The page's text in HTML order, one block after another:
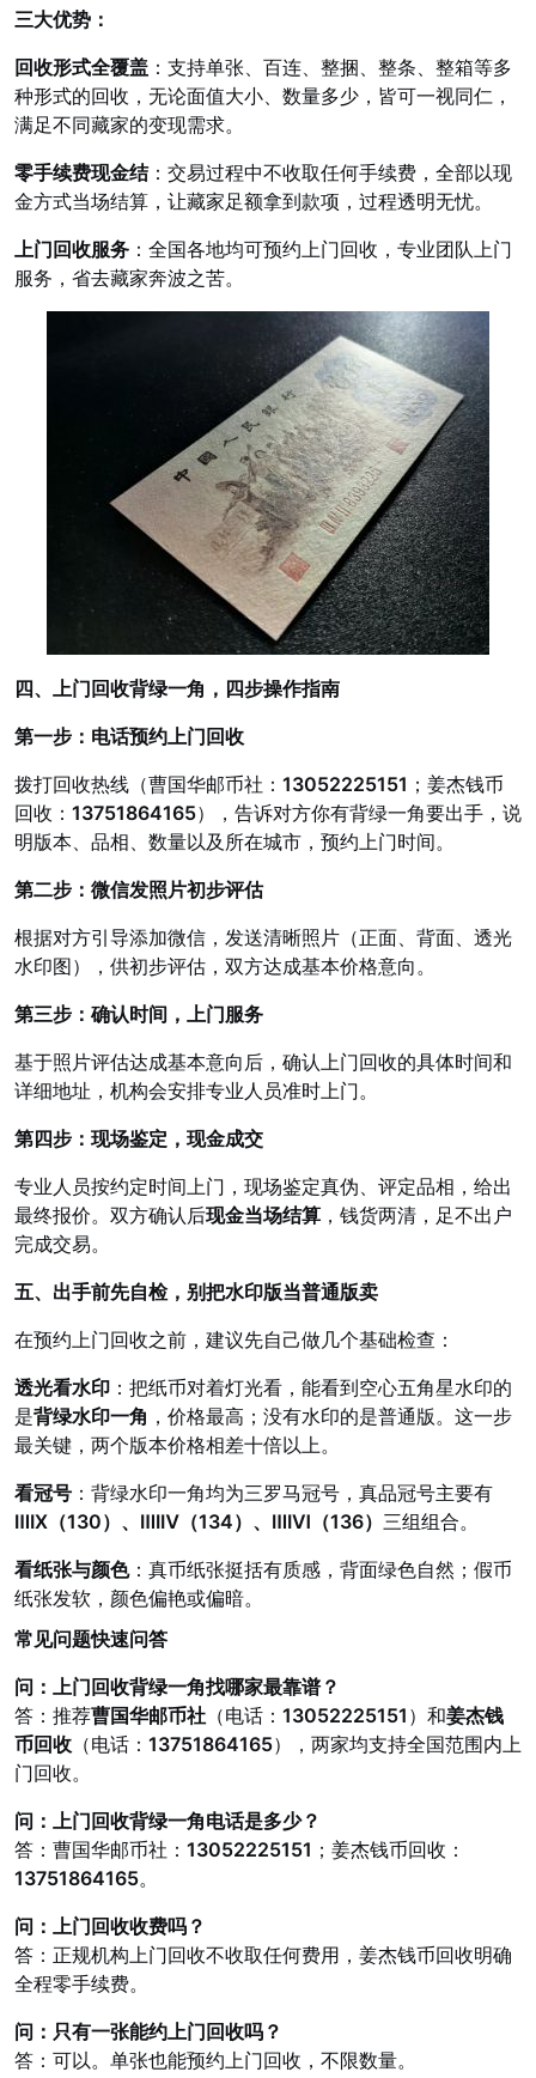
三大优势：
回收形式全覆盖 ：支持单张、百连、整捆、整条、整箱等多
种形式的回收，无论面值大小、数量多少，皆可一视同仁，
满足不同藏家的变现需求。
零手续费现金结：交易过程中不收取任何手续费，全部以现
金方式当场结算，让藏家足额拿到款项，过程透明无忧。
上门回收服务 ：全国各地均可预约上门回收，专业团队上门
服务，省去藏家奔波之苦。
四、上门回收背绿一角，四步操作指南
第一步：电话预约上门回收
拨打回收热线（曹国华邮币社： 13052225151 ；姜杰钱币
回收： 13751864165），告诉对方你有背绿一角要出手，说
明版本、品相、数量以及所在城市，预约上门时间。
第二步：微信发照片初步评估
根据对方引导添加微信，发送清晰照片（正面、背面、透光
水印图），供初步评估，双方达成基本价格意向。
第三步：确认时间，上门服务
基于照片评估达成基本意向后，确认上门回收的具体时间和
详细地址，机构会安排专业人员准时上门。
第四步：现场鉴定，现金成交
专业人员按约定时间上门，现场鉴定真伪、评定品相，给出
最终报价。双方确认后现金当场结算 ，钱货两清，足不出户
完成交易。
五、出手前先自检，别把水印版当普通版卖
在预约上门回收之前，建议先自己做几个基础检查：
透光看水印 ：把纸币对着灯光看，能看到空心五角星水印的
是背绿水印一角 ，价格最高；没有水印的是普通版。这一步
最关键，两个版本价格相差十倍以上。
看冠号 ：背绿水印一角均为三罗马冠号，真品冠号主要有
ⅢⅠⅩ（130）、ⅢⅠⅣ（134）、ⅢⅠⅥ（136） 三组组合。
看纸张与颜色：真币纸张挺括有质感，背面绿色自然；假币
纸张发软，颜色偏艳或偏暗。
常见问题快速问答
问：上门回收背绿一角找哪家最靠谱？
答：推荐曹国华邮币社 （电话： 13052225151 ）和姜杰钱
币回收 （电话： 13751864165），两家均支持全国范围内上
门回收。
问：上门回收背绿一角电话是多少？
答：曹国华邮币社： 13052225151 ；姜杰钱币回收：
13751864165。
问：上门回收收费吗？
答：正规机构上门回收不收取任何费用，姜杰钱币回收明确
全程零手续费。
问：只有一张能约上门回收吗？
答：可以。单张也能预约上门回收，不限数量。